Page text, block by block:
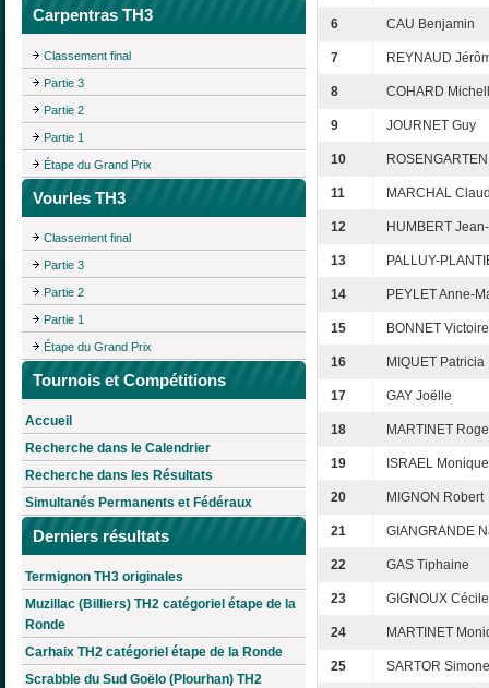
Carpentras TH3
Classement final
Partie 3
Partie 2
Partie 1
Étape du Grand Prix
Vourles TH3
Classement final
Partie 3
Partie 2
Partie 1
Étape du Grand Prix
Tournois et Compétitions
Accueil
Recherche dans le Calendrier
Recherche dans les Résultats
Simultanés Permanents et Fédéraux
Derniers résultats
Termignon TH3 originales
Muzillac (Billiers) TH2 catégoriel étape de la
Ronde
Carhaix TH2 catégoriel étape de la Ronde
Scrabble du Sud Goëlo (Plourhan) TH2
6 CAU Benjamin
7 REYNAUD
8 COHARD
9 JOURNET Guy
10
11 MARCHAL
12 HUMBERT
13 PALLUY-
14 PEYLET Anne-
15 BONNET Victoire
16 MIQUET Patricia
17 GAY Joëlle
18 MARTINET
19 ISRAEL Monique
20 MIGNON Robert
21 GIANGRANDE
22 GAS Tiphaine
23 GIGNOUX Cécile
24 MARTINET
25 SARTOR Simone